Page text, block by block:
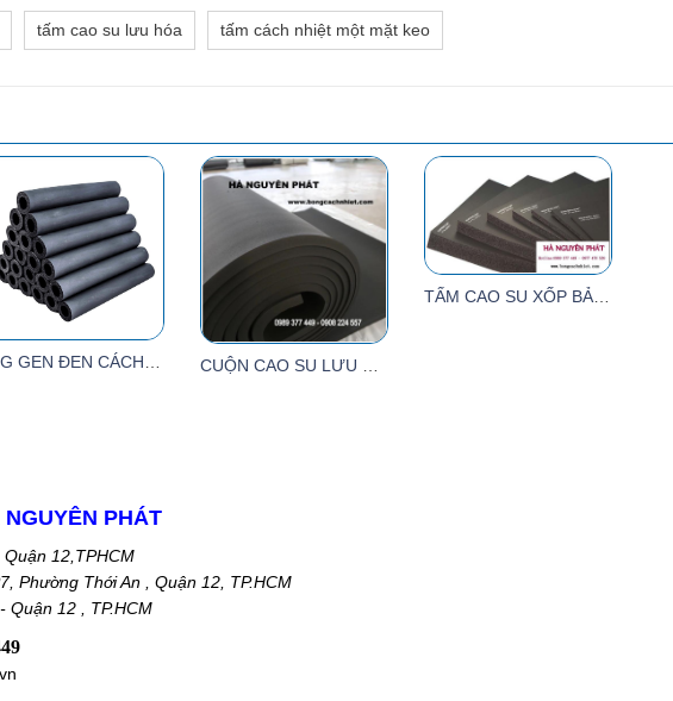
tấm cao su lưu hóa tấm cách nhiệt một mặt keo
ỐNG GEN ĐEN CÁCH NHIỆT ỐNG ĐỒNG MÁY LẠNH CUỘN CAO SU LƯU HÓA DÀY 20MM
TẤM CAO SU XỐP BẢO ÔN LẠNH
PHÁT
12,TPHCM
Phường Thới An , Quận 12, TP.HCM
Quận 12 , TP.HCM